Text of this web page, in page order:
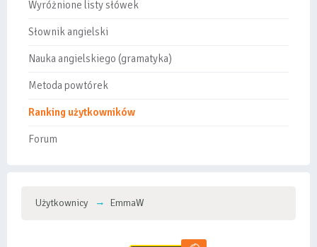
Wyróżnione listy słówek
Słownik angielski
Nauka angielskiego (gramatyka)
Metoda powtórek
Ranking użytkowników
Forum
Użytkownicy EmmaW